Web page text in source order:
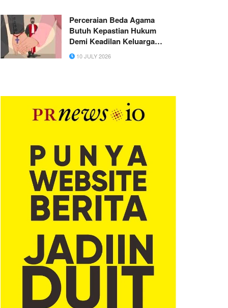
Perceraian Beda Agama
Butuh Kepastian Hukum
Demi Keadilan Keluarga
Indonesia
10 JULY 2026